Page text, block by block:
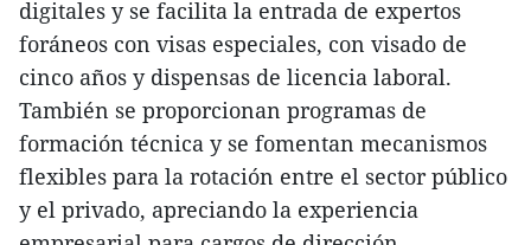
digitales y se facilita la entrada de expertos
foráneos con visas especiales, con visado de
cinco años y dispensas de licencia laboral.
También se proporcionan programas de
formación técnica y se fomentan mecanismos
flexibles para la rotación entre el sector público
y el privado, apreciando la experiencia